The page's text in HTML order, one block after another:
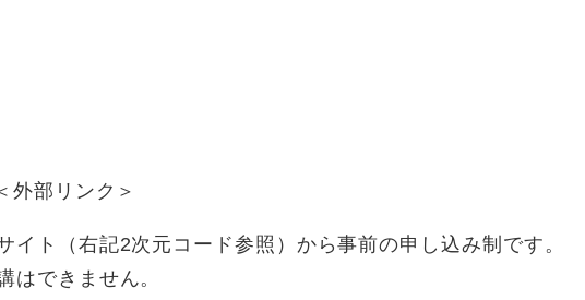
外部リンク＞
イト（右記2次元コード参照）から事前の申し込み制です。
はできません。